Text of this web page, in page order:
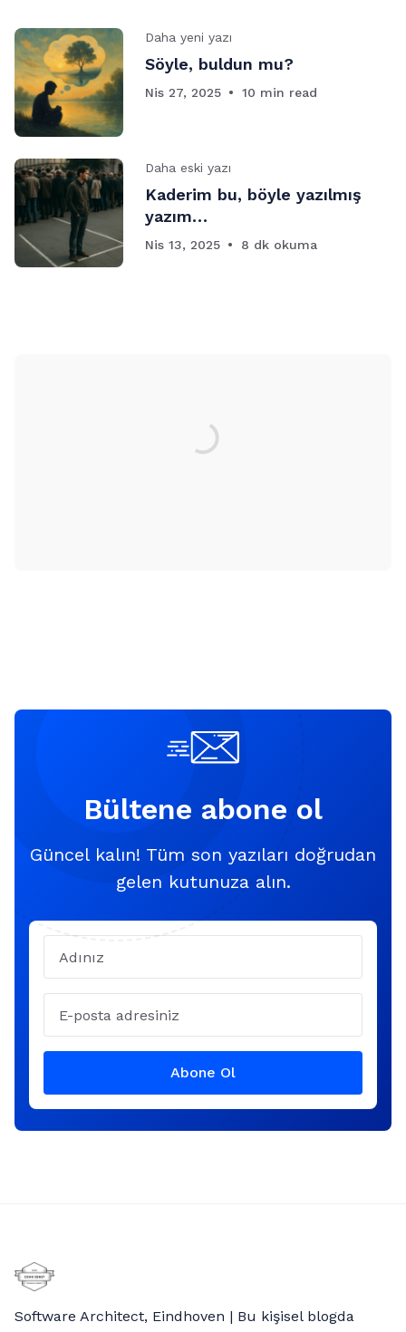
Daha yeni yazı
Söyle, buldun mu?
Nis 27, 2025 10 min read
Daha eski yazı
Kaderim bu, böyle yazılmış
yazım…
Nis 13, 2025 8 dk okuma
Bültene abone ol
Güncel kalın! Tüm son yazıları doğrudan
gelen kutunuza alın.
Abone Ol
Software Architect, Eindhoven | Bu kişisel blogda